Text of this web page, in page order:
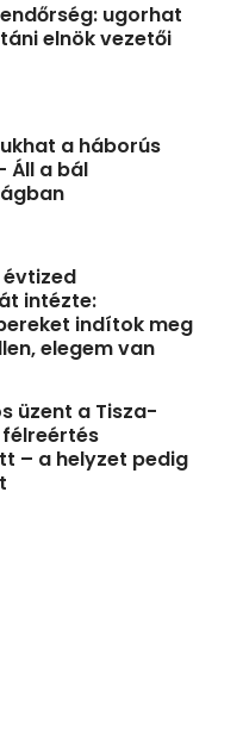
ugorhat
elnök vezetői
a háborús
Áll a bál
évtized
intézte:
indítok meg
elegem van
üzent a Tisza-
félreértés
– a helyzet pedig